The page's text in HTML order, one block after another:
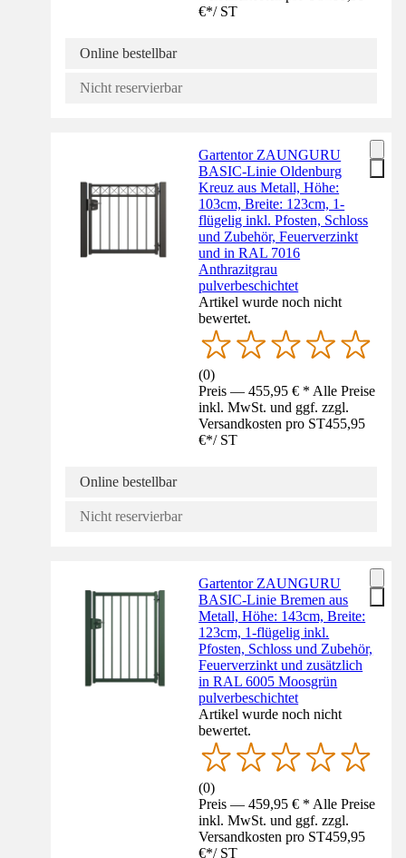
€*/ ST
Online bestellbar
Nicht reservierbar
Gartentor ZAUNGURU
BASIC-Linie Oldenburg
Kreuz aus Metall, Höhe:
103cm, Breite: 123cm, 1-
flügelig inkl. Pfosten, Schloss
und Zubehör, Feuerverzinkt
und in RAL 7016
Anthrazitgrau
pulverbeschichtet
Artikel wurde noch nicht
bewertet.
(0)
Preis — 455,95 € * Alle Preise
inkl. MwSt. und ggf. zzgl.
Versandkosten pro ST455,95
€*/ ST
Online bestellbar
Nicht reservierbar
Gartentor ZAUNGURU
BASIC-Linie Bremen aus
Metall, Höhe: 143cm, Breite:
123cm, 1-flügelig inkl.
Pfosten, Schloss und Zubehör,
Feuerverzinkt und zusätzlich
in RAL 6005 Moosgrün
pulverbeschichtet
Artikel wurde noch nicht
bewertet.
(0)
Preis — 459,95 € * Alle Preise
inkl. MwSt. und ggf. zzgl.
Versandkosten pro ST459,95
€*/ ST